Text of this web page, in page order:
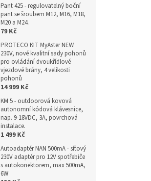
Pant 425 - regulovatelný boční
pant se šroubem M12, M16, M18,
M20 a M24.
79 Kč
PROTECO KIT MyAster NEW
230V, nové kvalitní sady pohonů
pro ovládání dvoukřídlové
vjezdové brány, 4 velikosti
pohonů
14 999 Kč
KM 5 - outdoorová kovová
autonomní kódová klávesnice,
nap. 9-18VDC, 3A, povrchová
instalace.
1 499 Kč
Autoadaptér NAN 500mA - síťový
230V adaptér pro 12V spotřebiče
s autokonektorem, max 500mA,
6W